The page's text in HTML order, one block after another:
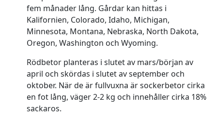
fem månader lång. Gårdar kan hittas i
Kalifornien, Colorado, Idaho, Michigan,
Minnesota, Montana, Nebraska, North Dakota,
Oregon, Washington och Wyoming.
Rödbetor planteras i slutet av mars/början av
april och skördas i slutet av september och
oktober. När de är fullvuxna är sockerbetor cirka
en fot lång, väger 2-2 kg och innehåller cirka 18%
sackaros.